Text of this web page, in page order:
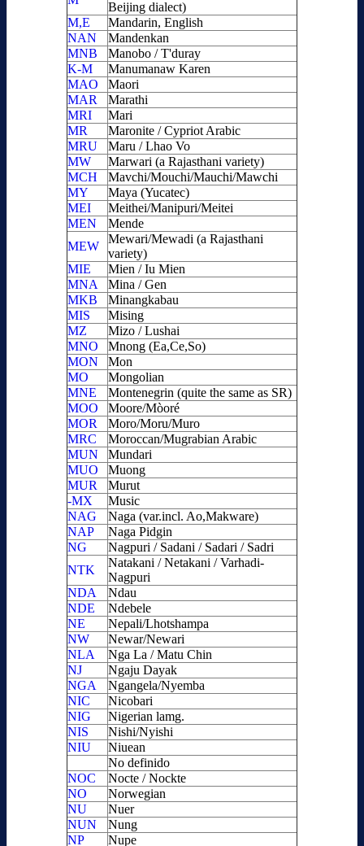
Beijing dialect)
M,E
Mandarin, English
NAN
Mandenkan
MNB
Manobo / T'duray
K-M
Manumanaw Karen
MAO
Maori
MAR
Marathi
MRI
Mari
MR
Maronite / Cypriot Arabic
MRU
Maru / Lhao Vo
MW
Marwari (a Rajasthani variety)
MCH
Mavchi/Mouchi/Mauchi/Mawchi
MY
Maya (Yucatec)
MEI
Meithei/Manipuri/Meitei
MEN
Mende
MEW
Mewari/Mewadi (a Rajasthani
variety)
MIE
Mien / Iu Mien
MNA
Mina / Gen
MKB
Minangkabau
MIS
Mising
MZ
Mizo / Lushai
MNO
Mnong (Ea,Ce,So)
MON
Mon
MO
Mongolian
MNE
Montenegrin (quite the same as SR)
MOO
Moore/Mòoré
MOR
Moro/Moru/Muro
MRC
Moroccan/Mugrabian Arabic
MUN
Mundari
MUO
Muong
MUR
Murut
-MX
Music
NAG
Naga (var.incl. Ao,Makware)
NAP
Naga Pidgin
NG
Nagpuri / Sadani / Sadari / Sadri
NTK
Natakani / Netakani / Varhadi-
Nagpuri
NDA
Ndau
NDE
Ndebele
NE
Nepali/Lhotshampa
NW
Newar/Newari
NLA
Nga La / Matu Chin
NJ
Ngaju Dayak
NGA
Ngangela/Nyemba
NIC
Nicobari
NIG
Nigerian lamg.
NIS
Nishi/Nyishi
NIU
Niuean
No definido
NOC
Nocte / Nockte
NO
Norwegian
NU
Nuer
NUN
Nung
NP
Nupe